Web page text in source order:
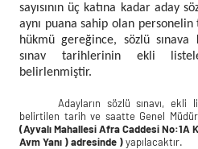
sayısının üç katına kadar aday
aynı puana sahip olan personelin
hükmü gereğince, sözlü
sınav tarihlerinin ekli
belirlenmiştir.
Adayların sözlü sınavı, ekli
belirtilen tarih ve saatte Genel
(Ayvalı Mahallesi Afra Caddesi
Avm Yanı ) adresinde )yapılacaktır.